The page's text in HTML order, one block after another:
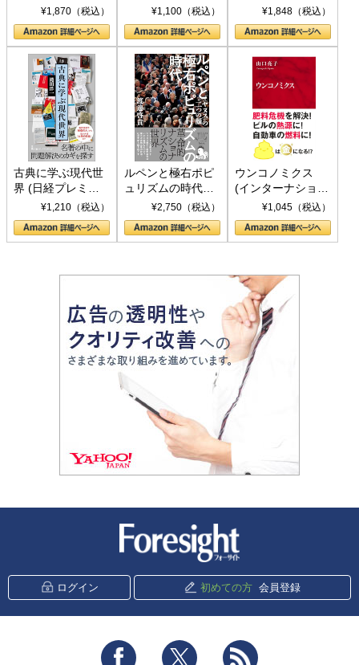
トランプとBRICS
の挑戦
¥1,870（税込）
下、ソ連参戦、そ
して聖断 (PHP新
書)
¥1,100（税込） ¥1,848（税込）
古典に学ぶ現代世
界 (日経プレミア
シリーズ)¥1,210（税込）
ルペンと極右ポピ
ュリズムの時代：
〈ヤヌス〉の二つ
の顔
¥2,750（税込）
ウンコノミクス
(インターナショナ
ル新書)¥1,045（税込）
ログイン 初めての方 会員登録
Facebook Twitter